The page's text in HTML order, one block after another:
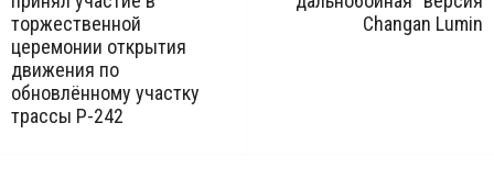
торжественной
церемонии открытия
движения по
обновлённому участку
трассы Р-242
Changan Lumin